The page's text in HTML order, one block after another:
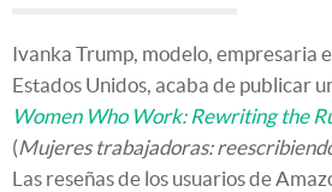
Ivanka Trump, modelo, empresaria
Estados Unidos, acaba de publicar
Women Who Work: Rewriting the
(Mujeres trabajadoras:
Las reseñas de los usuarios de